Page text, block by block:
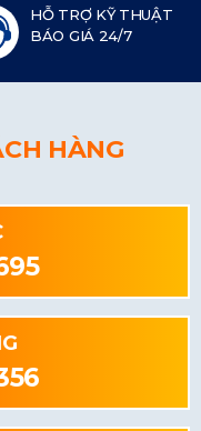
HỖ TRỢ KỸ THUẬT
BÁO GIÁ 24/7
HÀNG